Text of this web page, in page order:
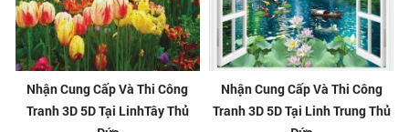
Nhận Cung Cấp Và Thi Công
Tranh 3D 5D Tại LinhTây Thủ
Nhận Cung Cấp Và Thi Công
Tranh 3D 5D Tại Linh Trung Thủ